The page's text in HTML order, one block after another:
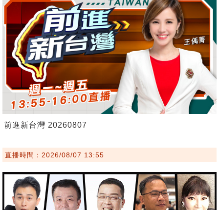
前進新台灣 20260807
直播時間：2026/08/07 13:55